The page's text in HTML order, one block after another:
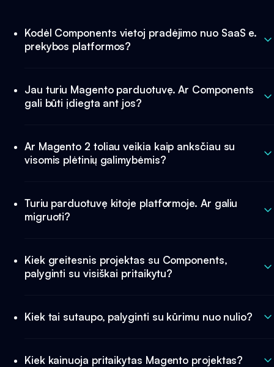
Kodėl Components vietoj pradėjimo nuo SaaS e.
prekybos platformos?
Jau turiu Magento parduotuvę. Ar Components
gali būti įdiegta ant jos?
Ar Magento 2 toliau veikia kaip anksčiau su
visomis plėtinių galimybėmis?
Turiu parduotuvę kitoje platformoje. Ar galiu
migruoti?
Kiek greitesnis projektas su Components,
palyginti su visiškai pritaikytu?
Kiek tai sutaupo, palyginti su kūrimu nuo nulio?
Kiek kainuoja pritaikytas Magento projektas?